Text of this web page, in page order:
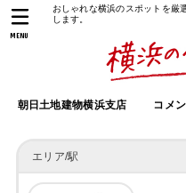
おしゃれな横浜のスポットを厳
します。
朝日土地建物横浜支店 コメ
MENU
エリア/駅